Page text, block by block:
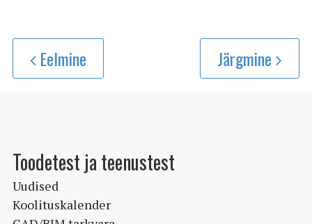
Eelmine Järgmine
Toodetest ja teenustest
Uudised
Koolituskalender